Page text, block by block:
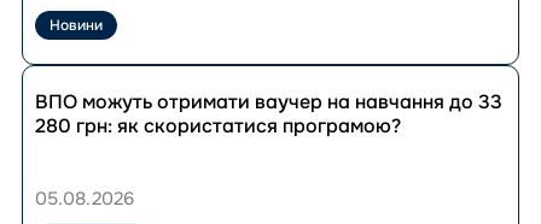
досвід
рад
ВПО
експертному
коментарі
Новини
Перейти
до
публікації
отримати
ВПО можуть отримати ваучер на навчання до 33
280 грн: як скористатися програмою?
05.08.2026